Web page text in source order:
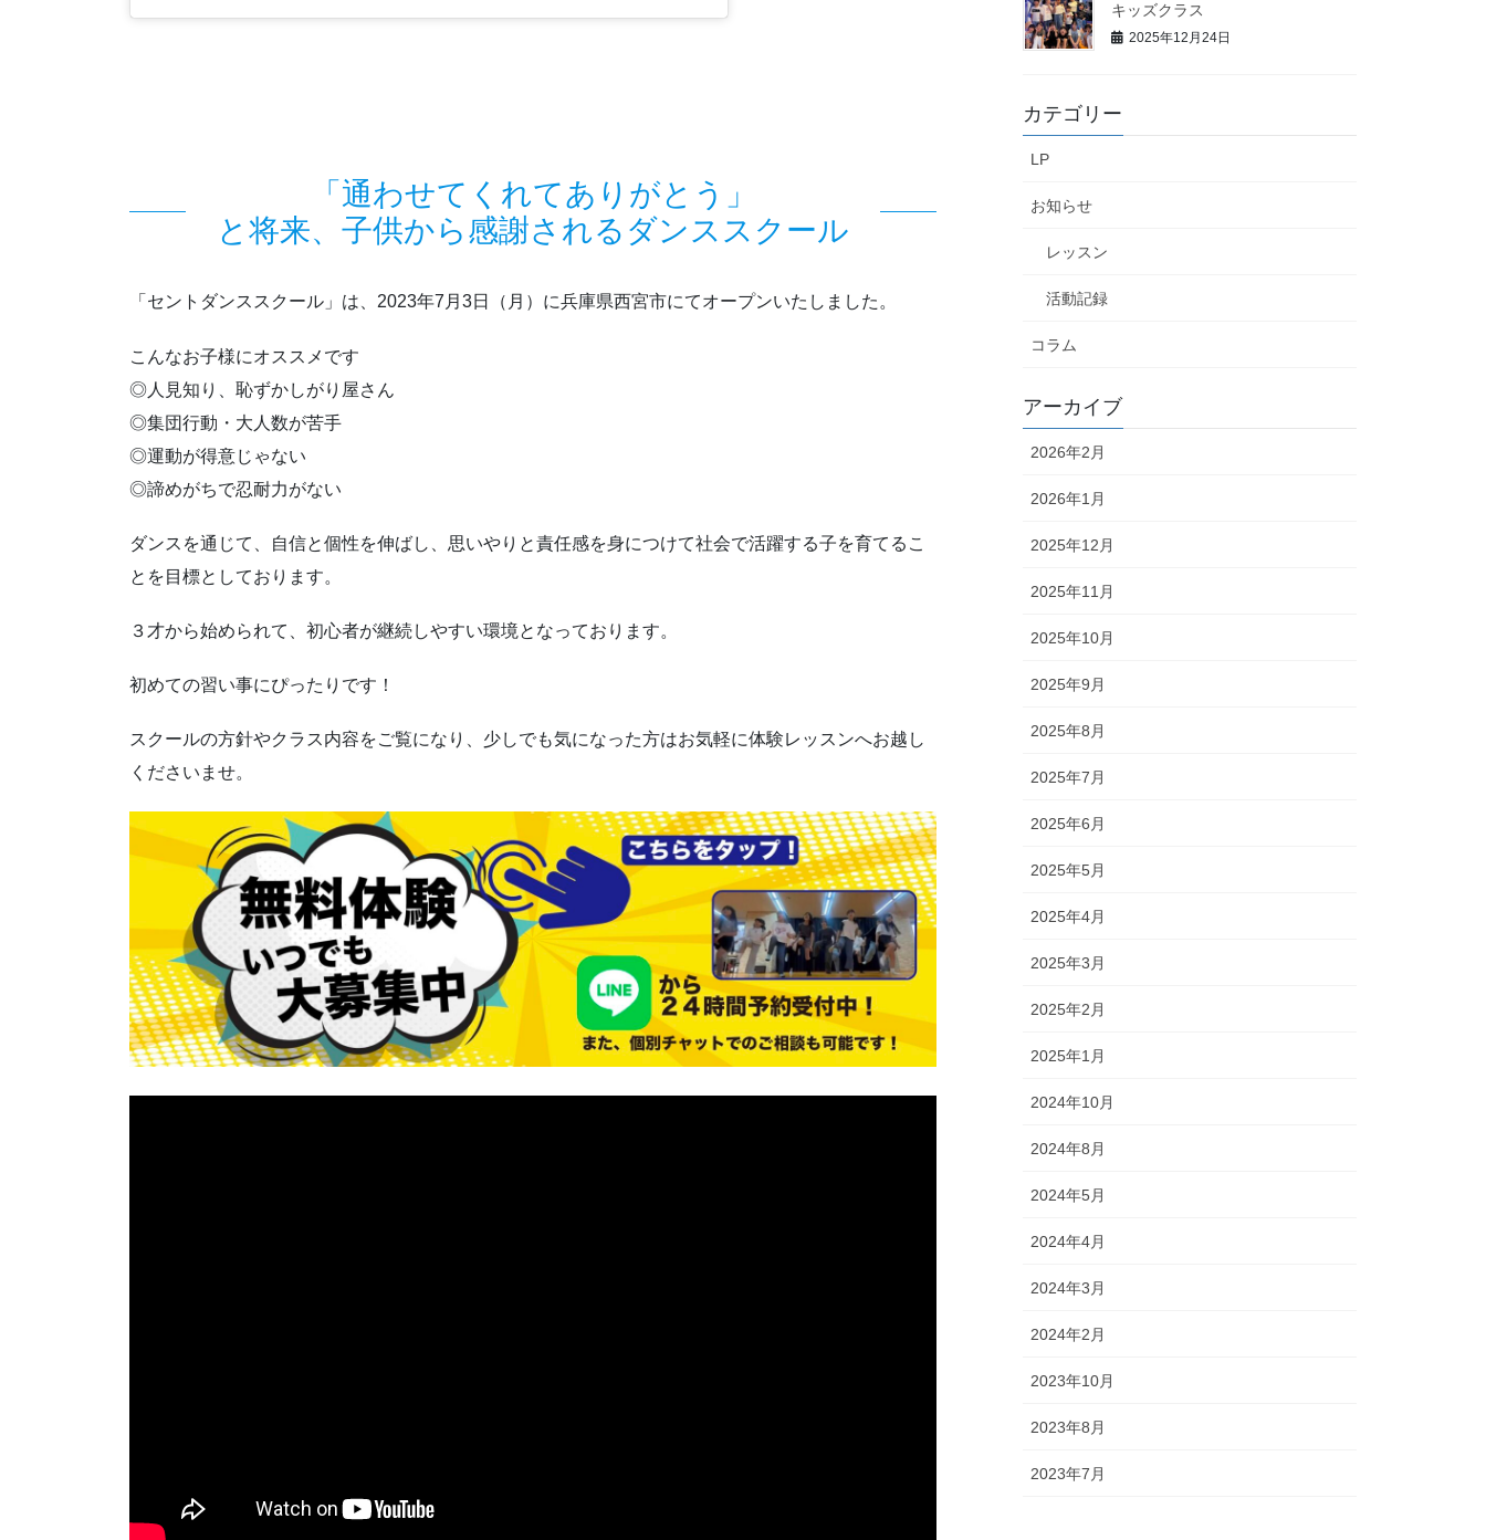
「通わせてくれてありがとう」
と将来、子供から感謝されるダンススクール
「セントダンススクール」は、2023年7月3日（月）に兵庫県西宮市にてオープンいたしました。
こんなお子様にオススメです
◎人見知り、恥ずかしがり屋さん
◎集団行動・大人数が苦手
◎運動が得意じゃない
◎諦めがちで忍耐力がない
ダンスを通じて、自信と個性を伸ばし、思いやりと責任感を身につけて社会で活躍する子を育てるこ
とを目標としております。
３才から始められて、初心者が継続しやすい環境となっております。
初めての習い事にぴったりです！
スクールの方針やクラス内容をご覧になり、少しでも気になった方はお気軽に体験レッスンへお越し
くださいませ。
キッズクラス
2025年12月24日
カテゴリー
LP
お知らせ
レッスン
活動記録
コラム
アーカイブ
2026年2月
2026年1月
2025年12月
2025年11月
2025年10月
2025年9月
2025年8月
2025年7月
2025年6月
2025年5月
2025年4月
2025年3月
2025年2月
2025年1月
2024年10月
2024年8月
2024年5月
2024年4月
2024年3月
2024年2月
2023年10月
2023年8月
2023年7月